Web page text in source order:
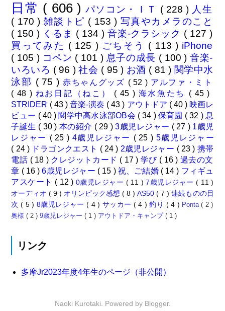
日常 ( 606 )パソコン・ＩＴ ( 228 ) 人生
( 170 ) 雑談トピ ( 153 ) 写真やカメラのこと
( 150 ) くるま ( 134 ) 音楽-クラシック ( 127 )
買ってみた ( 125 ) ごちそう ( 113 ) iPhone
( 105 ) コペン ( 101 ) 息子の成長 ( 100 )音楽-
いろいろ ( 96 )社会 ( 95 ) お酒 ( 81 ) 関学中水
泳部 ( 75 ) 赤ちゃんグッズ ( 52 ) アルファ・ミト
( 48 ) ねお日記（ねこ） ( 45 ) 海水魚たち ( 45 )
STRIDER ( 43 ) 音楽-演奏 ( 43 ) アウトドア ( 40 ) 映画レ
ビュー ( 40 ) 関学中高水泳部OB会 ( 34 ) 保育園 ( 32 ) 息
子誕生 ( 30 ) 本の紹介 ( 29 )3歳児レジャー ( 27 ) 1歳児
レジャー ( 25 ) 4歳児レジャー ( 25 ) 5歳児レジャー
( 24 ) ドラゴンクエスト ( 24 ) 2歳児レジャー ( 23 ) 携帯
電話 ( 18 ) クレジットカード ( 17 ) 学び ( 16 ) 過去の文
章 ( 16 )6歳児レジャー ( 15 ) 祝、ご結婚 ( 14 ) フィギュ
アスケート ( 12 ) 0歳児レジャー ( 11 )7歳児レジャー( 11 )
オーディオ ( 9 ) オリンピック感想( 8 )AS50( 7 )連続ものの目
次( 5 ) 8歳児レジャー( 4 ) サッカー ( 4 )釣り ( 4 ) Ponta( 2 )
奥様( 2 )9歳児レジャー( 1 ) アウトドア・キャンプ( 1 )
リンク
多摩Jr2023年度4年生のページ（非公開）
Naoki Kurotaki. Powered by Blogger.